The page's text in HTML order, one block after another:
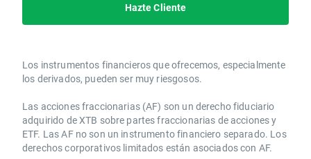
Hazte Cliente
Los instrumentos financieros que ofrecemos, especialmente
los derivados, pueden ser muy riesgosos.
Las acciones fraccionarias (AF) son un derecho fiduciario
adquirido de XTB sobre partes fraccionarias de acciones y
ETF. Las AF no son un instrumento financiero separado. Los
derechos corporativos limitados están asociados con AF.